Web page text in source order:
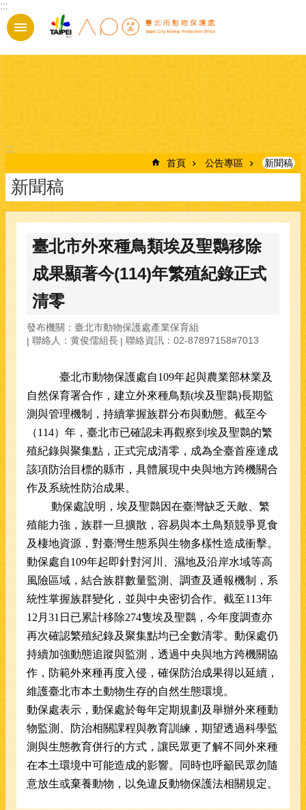
跳到主要內容區塊
:::
:::
首頁 公告專區 新聞稿
新聞稿
臺北市外來種鳥類埃及聖䴉移除
成果顯著今(114)年繁殖紀錄正式
清零
發布機關：臺北市動物保護處產業保育組
聯絡人：黄俊儒組長
聯絡資訊：02-87897158#7013
臺北市動物保護處自109年起與農業部林業及
自然保育署合作，建立外來種鳥類(埃及聖䴉)長期監
測與管理機制，持續掌握族群分布與動態。截至今
（114）年，臺北市已確認未再觀察到埃及聖䴉的繁
殖紀錄與聚集點，正式完成清零，成為全臺首座達成
該項防治目標的縣市，具體展現中央與地方跨機關合
作及系統性防治成果。
動保處說明，埃及聖䴉因在臺灣缺乏天敵、繁
殖能力強，族群一旦擴散，容易與本土鳥類競爭覓食
及棲地資源，對臺灣生態系與生物多樣性造成衝擊。
動保處自109年起即針對河川、濕地及沿岸水域等高
風險區域，結合族群數量監測、調查及通報機制，系
統性掌握族群變化，並與中央密切合作。截至113年
12月31日已累計移除274隻埃及聖䴉 ，今年度調查亦
再次確認繁殖紀錄及聚集點均已全數清零。動保處仍
持續加強動態追蹤與監測，透過中央與地方跨機關協
作，防範外來種再度入侵，確保防治成果得以延續，
維護臺北市本土動物生存的自然生態環境。
動保處表示，動保處於每年定期規劃及舉辦外來種動
物監測、防治相關課程與教育訓練，期望透過科學監
測與生態教育併行的方式，讓民眾更了解不同外來種
在本土環境中可能造成的影響。同時也呼籲民眾勿隨
意放生或棄養動物，以免違反動物保護法相關規定。